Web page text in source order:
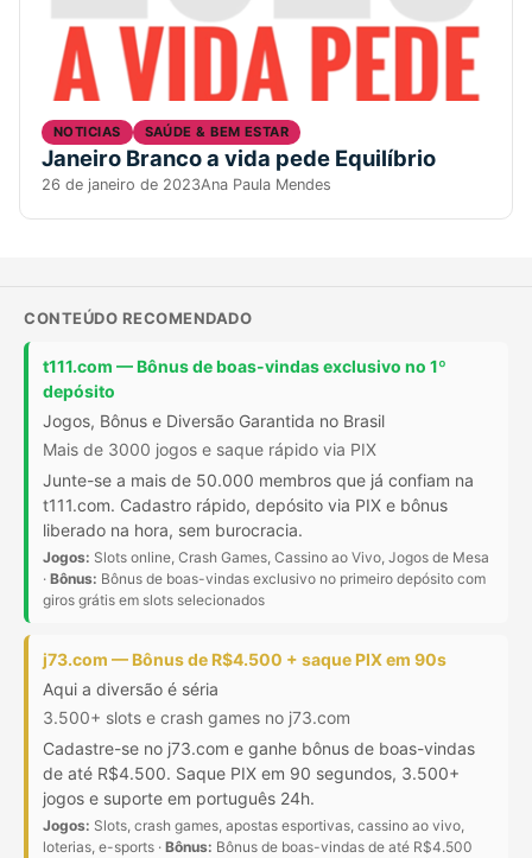
NOTICIAS SAÚDE & BEM ESTAR
Janeiro Branco a vida pede Equilíbrio
26 de janeiro de 2023Ana Paula Mendes
CONTEÚDO RECOMENDADO
t111.com — Bônus de boas-vindas exclusivo no 1º
depósito
Jogos, Bônus e Diversão Garantida no Brasil
Mais de 3000 jogos e saque rápido via PIX
Junte-se a mais de 50.000 membros que já confiam na
t111.com. Cadastro rápido, depósito via PIX e bônus
liberado na hora, sem burocracia.
Jogos: Slots online, Crash Games, Cassino ao Vivo, Jogos de Mesa
· Bônus: Bônus de boas-vindas exclusivo no primeiro depósito com
giros grátis em slots selecionados
j73.com — Bônus de R$4.500 + saque PIX em 90s
Aqui a diversão é séria
3.500+ slots e crash games no j73.com
Cadastre-se no j73.com e ganhe bônus de boas-vindas
de até R$4.500. Saque PIX em 90 segundos, 3.500+
jogos e suporte em português 24h.
Jogos: Slots, crash games, apostas esportivas, cassino ao vivo,
loterias, e-sports · Bônus: Bônus de boas-vindas de até R$4.500